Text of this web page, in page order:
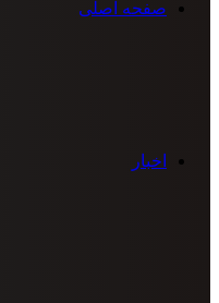
صفحه اصلی
اخبار